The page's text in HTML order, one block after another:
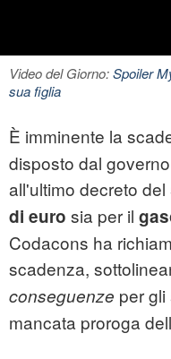
Video del Giorno:Spoiler
sua figlia
È imminente la
disposto dal
all'ultimo decreto
di euro sia per il
Codacons ha
scadenza,
conseguenze per
mancata proroga